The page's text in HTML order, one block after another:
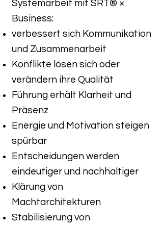
Systemarbeit mit SRT® ×
Business:
verbessert sich Kommunikation
und Zusammenarbeit
Konflikte lösen sich oder
verändern ihre Qualität
Führung erhält Klarheit und
Präsenz
Energie und Motivation steigen
spürbar
Entscheidungen werden
eindeutiger und nachhaltiger
Klärung von
Machtarchitekturen
Stabilisierung von